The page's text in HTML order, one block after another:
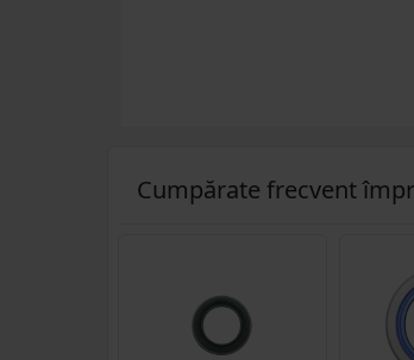
Cumpărate frecvent